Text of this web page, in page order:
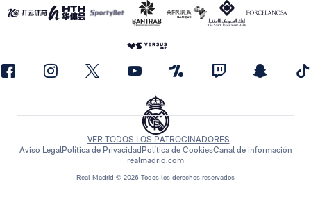
Real Madrid © 2026 Todos los derechos reservados
VER TODOS LOS PATROCINADORES
Aviso LegalPolítica de Privacidad Política de CookiesCanal de información
realmadrid.com